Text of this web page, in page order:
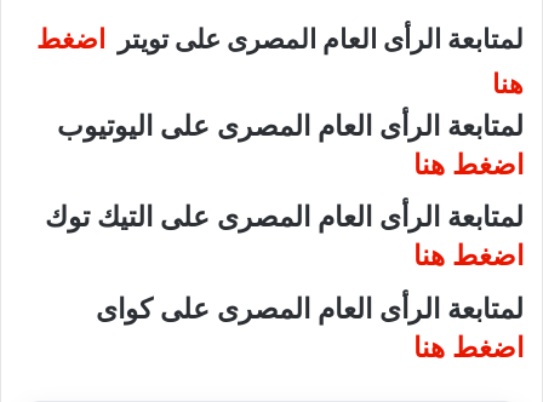
لمتابعة الرأى العام المصرى على تويتر اضغط
هنا
لمتابعة الرأى العام المصرى على اليوتيوب
اضغط هنا
لمتابعة الرأى العام المصرى على التيك توك
اضغط هنا
لمتابعة الرأى العام المصرى على كواى
اضغط هنا